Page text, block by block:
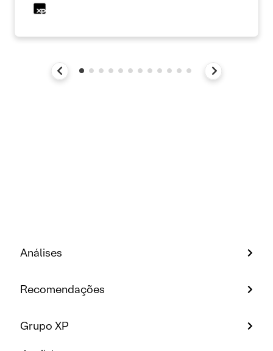
Análises
Recomendações
Grupo XP